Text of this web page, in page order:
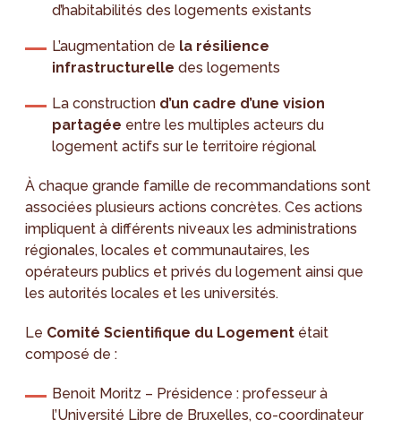
d’habitabilités des logements existants
L’augmentation de la résilience
infrastructurelle des logements
La construction d’un cadre d’une vision
partagée entre les multiples acteurs du
logement actifs sur le territoire régional
À chaque grande famille de recommandations sont
associées plusieurs actions concrètes. Ces actions
impliquent à différents niveaux les administrations
régionales, locales et communautaires, les
opérateurs publics et privés du logement ainsi que
les autorités locales et les universités.
Le Comité Scientifique du Logement était
composé de :
Benoit Moritz – Présidence : professeur à
l’Université Libre de Bruxelles, co-coordinateur